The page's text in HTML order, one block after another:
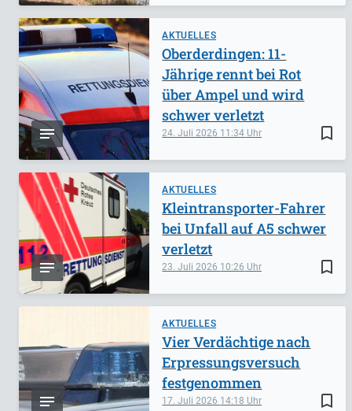
AKTUELLES
bookmark_border
24. Juli 2026 11:34
Oberderdingen: 11-
Jährige rennt bei Rot
über Ampel und wird
schwer verletzt
AKTUELLES
bookmark_border
23. Juli 2026 10:26
Kleintransporter-Fahrer
bei Unfall auf A5 schwer
verletzt
AKTUELLES
bookmark_border
17. Juli 2026 14:18
Vier Verdächtige nach
Erpressungsversuch
festgenommen